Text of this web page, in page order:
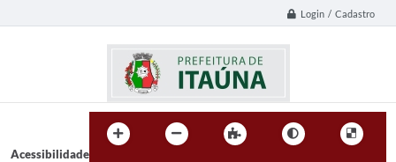
Login / Cadastro
Acessibilidade